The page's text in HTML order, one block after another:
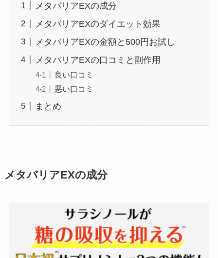
メタバリアEXの成分
メタバリアEXのダイエット効果
メタバリアEXの金額と500円お試し
メタバリアEXの口コミと副作用
良い口コミ
悪い口コミ
まとめ
メタバリアEXの成分